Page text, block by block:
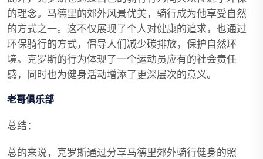
的理念。马德里的郊外风景优美，骑行成为他享受自然
的方式之一。这不仅展现了个人对健康的追求，也通过
环保骑行的方式，倡导人们减少碳排放，保护自然环
境。克罗斯的行为体现了一个运动员应有的社会责任
感，同时也为健身活动增添了更深层次的意义。
老哥俱乐部
总结：
总的来说，克罗斯通过分享马德里郊外骑行健身的照